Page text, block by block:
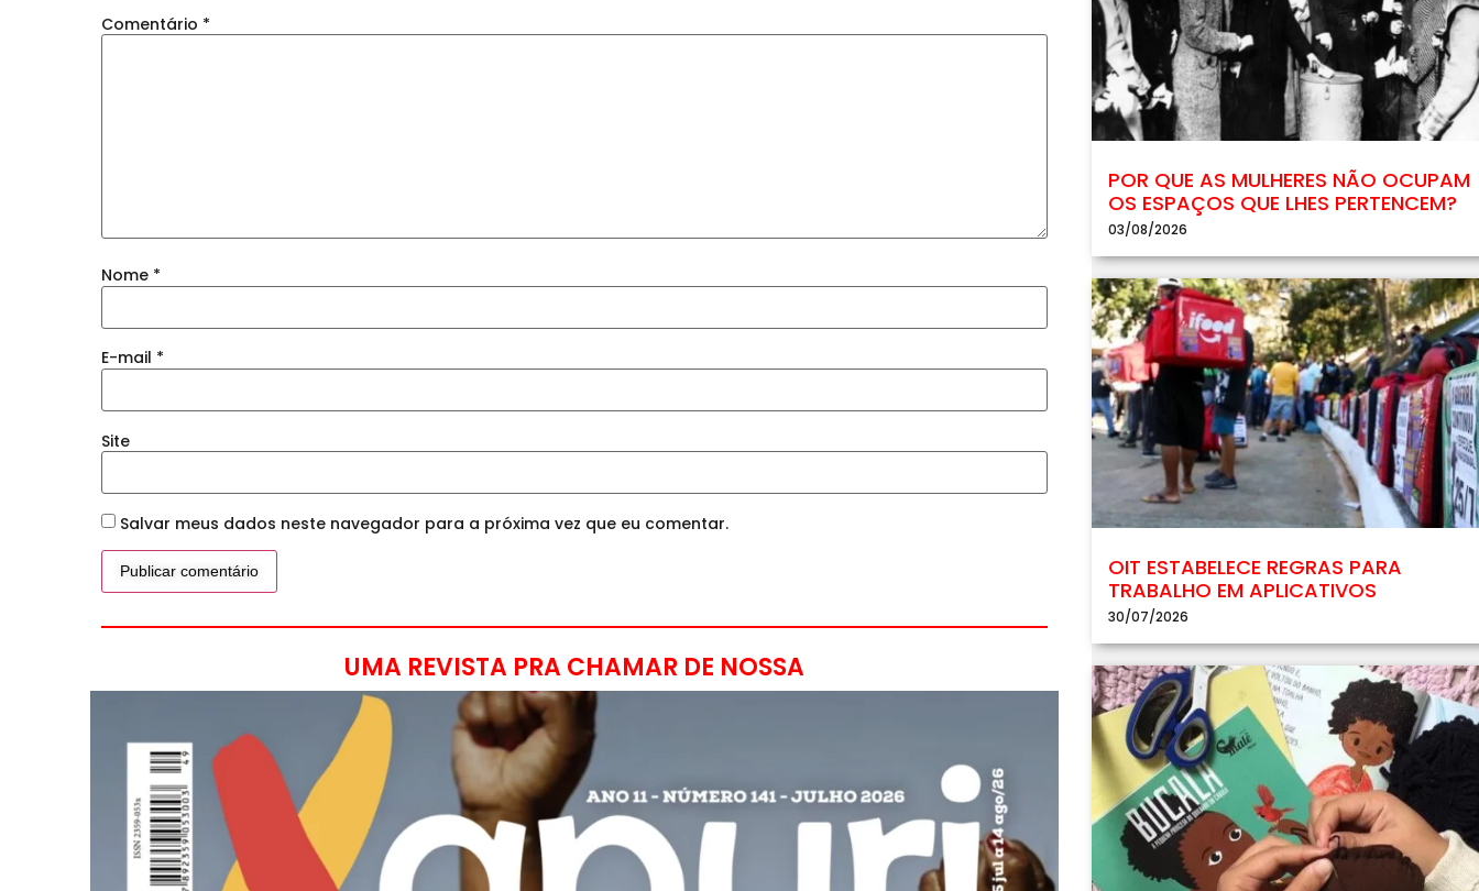
Comentário *
Nome *
E-mail *
Site
Salvar meus dados neste navegador para a próxima vez que eu comentar.
UMA REVISTA PRA CHAMAR DE NOSSA
POR QUE AS MULHERES NÃO OCUPAM
OS ESPAÇOS QUE LHES PERTENCEM?
03/08/2026
OIT ESTABELECE REGRAS PARA
TRABALHO EM APLICATIVOS
30/07/2026